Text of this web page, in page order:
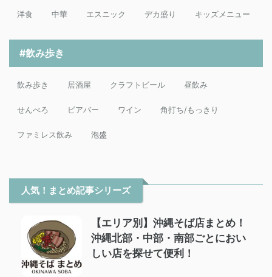
洋食 中華 エスニック デカ盛り キッズメニュー
#飲み歩き
飲み歩き 居酒屋 クラフトビール 昼飲み
せんべろ ビアバー ワイン 角打ち/もっきり
ファミレス飲み 泡盛
人気！まとめ記事シリーズ
【エリア別】沖縄そば店まとめ！
沖縄北部・中部・南部ごとにおい
しい店を探せて便利！